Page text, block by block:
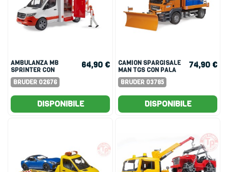
AMBULANZA MB
SPRINTER CON
AUTISTA
BRUDER 02676
64,90 €
DISPONIBILE
CAMION SPARGISALE
MAN TGS CON PALA
SPAZZANEVE
BRUDER 03785
74,90 €
DISPONIBILE